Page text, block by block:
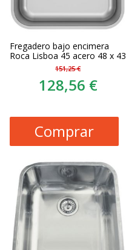
Fregadero bajo encimera
Roca Lisboa 45 acero 48 x 43
151,25 €
128,56 €
Comprar